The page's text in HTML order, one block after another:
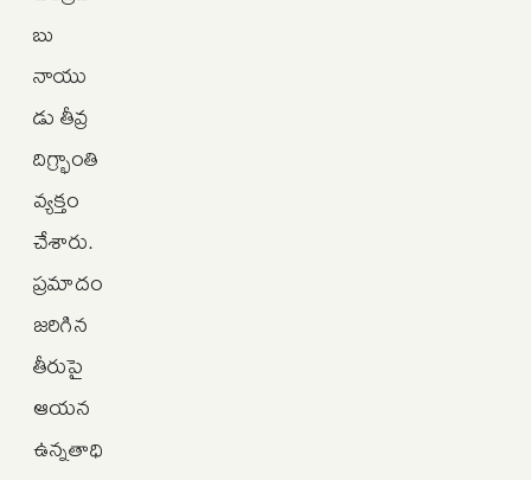
బు
నాయు
డు తీవ్ర
దిగ్భ్రాంతి
వ్యక్తం
చేశారు.
ప్రమాదం
జరిగిన
తీరుపై
ఆయన
ఉన్నతాధి